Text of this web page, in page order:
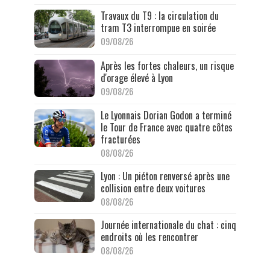
Travaux du T9 : la circulation du
tram T3 interrompue en soirée
09/08/26
Après les fortes chaleurs, un risque
d'orage élevé à Lyon
09/08/26
Le Lyonnais Dorian Godon a terminé
le Tour de France avec quatre côtes
fracturées
08/08/26
Lyon : Un piéton renversé après une
collision entre deux voitures
08/08/26
Journée internationale du chat : cinq
endroits où les rencontrer
08/08/26